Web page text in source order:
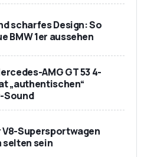
scharfes Design: So
BMW 1er aussehen
AMG GT 53 4-
„authentischen“
Sound
Supersportwagen
selten sein